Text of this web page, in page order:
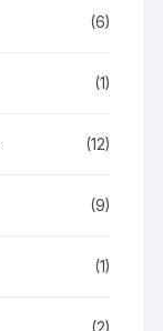
(6)
(1)
(12)
(9)
(1)
(2)